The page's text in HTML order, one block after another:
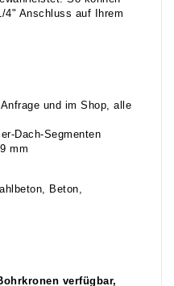
4" Anschluss auf Ihrem
und im Shop, alle
Dach-Segmenten
mm
Beton,
verfügbar,